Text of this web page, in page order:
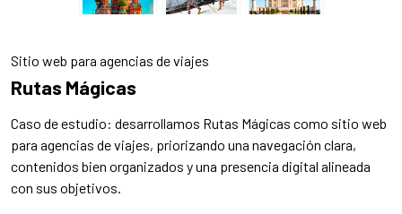
Sitio web para agencias de viajes
Rutas Mágicas
Caso de estudio: desarrollamos Rutas Mágicas como sitio web
para agencias de viajes, priorizando una navegación clara,
contenidos bien organizados y una presencia digital alineada
con sus objetivos.